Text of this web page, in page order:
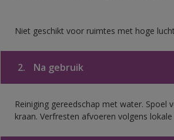
Niet geschikt voor ruimtes met hoge
2. Na gebruik
Reiniging gereedschap met water.
kraan. Verfresten afvoeren volgens